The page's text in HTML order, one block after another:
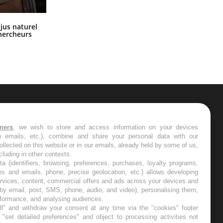
jus naturel
les semaines les meilleures
, we wish to store and access information on your devices
emails, etc.), combine and share your personal data with our
on this website or in our emails, already held by some of us,
in other contexts.
(identifiers, browsing, preferences, purchases, loyalty programs,
and emails, phone, precise geolocation, etc.) allows developing
content, commercial offers and ads across your devices and
email, post, SMS, phone, audio, and video), personalising them,
and analysing audiences.
and withdraw your consent at any time via the "cookies" footer
detailed preferences" and object to processing activities not